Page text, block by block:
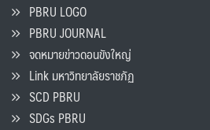
PBRU LOGO
PBRU JOURNAL
จดหมายข่าวดอนขังใหญ่
Link มหาวิทยาลัยราชภัฏ
SCD PBRU
SDGs PBRU